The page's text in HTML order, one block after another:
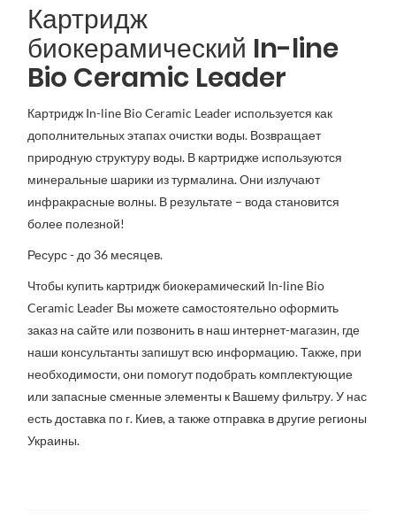
Картридж
биокерамический In-line
Bio Ceramic Leader
Картридж In-line Bio Ceramic Leader используется как
дополнительных этапах очистки воды. Возвращает
природную структуру воды. В картридже используются
минеральные шарики из турмалина. Они излучают
инфракрасные волны. В результате – вода становится
более полезной!
Ресурс - до 36 месяцев.
Чтобы купить картридж биокерамический In-line Bio
Ceramic Leader Вы можете самостоятельно оформить
заказ на сайте или позвонить в наш интернет-магазин, где
наши консультанты запишут всю информацию. Также, при
необходимости, они помогут подобрать комплектующие
или запасные сменные элементы к Вашему фильтру. У нас
есть доставка по г. Киев, а также отправка в другие регионы
Украины.